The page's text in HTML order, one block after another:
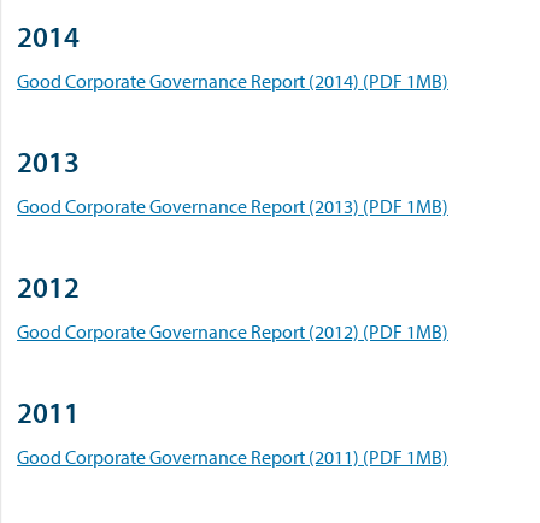
2014
Good Corporate Governance Report (2014) (PDF 1MB)
2013
Good Corporate Governance Report (2013) (PDF 1MB)
2012
Good Corporate Governance Report (2012) (PDF 1MB)
2011
Good Corporate Governance Report (2011) (PDF 1MB)